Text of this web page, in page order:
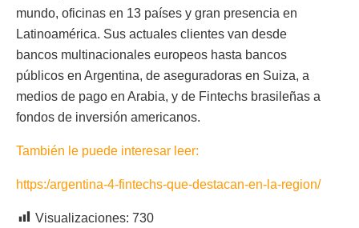
mundo, oficinas en 13 países y gran presencia en
Latinoamérica. Sus actuales clientes van desde
bancos multinacionales europeos hasta bancos
públicos en Argentina, de aseguradoras en Suiza, a
medios de pago en Arabia, y de Fintechs brasileñas a
fondos de inversión americanos.
También le puede interesar leer:
https:/argentina-4-fintechs-que-destacan-en-la-region/
Visualizaciones: 730